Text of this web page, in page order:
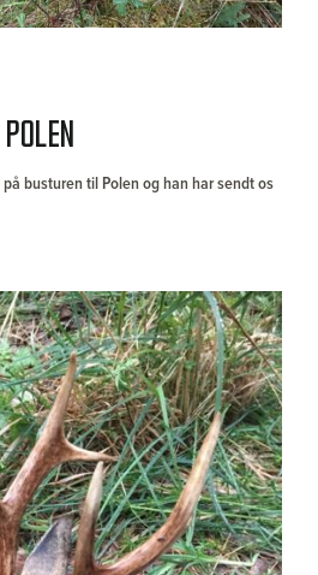
busturen til Polen og han har sendt